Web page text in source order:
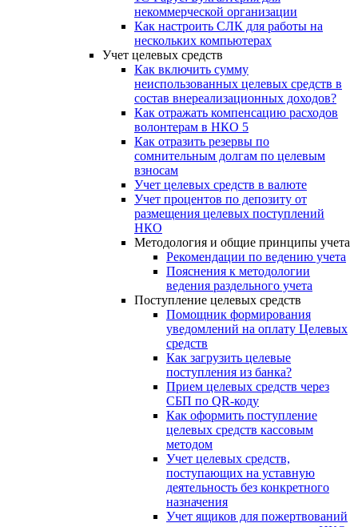
некоммерческой организации
Как настроить СЛК для работы на
нескольких компьютерах
Учет целевых средств
Как включить сумму
неиспользованных целевых средств в
состав внереализационных доходов?
Как отражать компенсацию расходов
волонтерам в НКО 5
Как отразить резервы по
сомнительным долгам по целевым
взносам
Учет целевых средств в валюте
Учет процентов по депозиту от
размещения целевых поступлений
НКО
Методология и общие принципы учета
Рекомендации по ведению учета
Пояснения к методологии
ведения раздельного учета
Поступление целевых средств
Помощник формирования
уведомлений на оплату Целевых
средств
Как загрузить целевые
поступления из банка?
Прием целевых средств через
СБП по QR-коду
Как оформить поступление
целевых средств кассовым
методом
Учет целевых средств,
поступающих на уставную
деятельность без конкретного
назначения
Учет ящиков для пожертвований